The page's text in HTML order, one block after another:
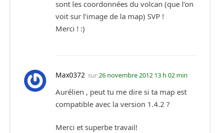
sont les coordonnées du volcan (que l’on
voit sur l’image de la map) SVP !
Merci ! :)
Max0372 sur26 novembre 2012 13 h 02 min
Aurélien , peut tu me dire si ta map est
compatible avec la version 1.4.2 ?
Merci et superbe travail!